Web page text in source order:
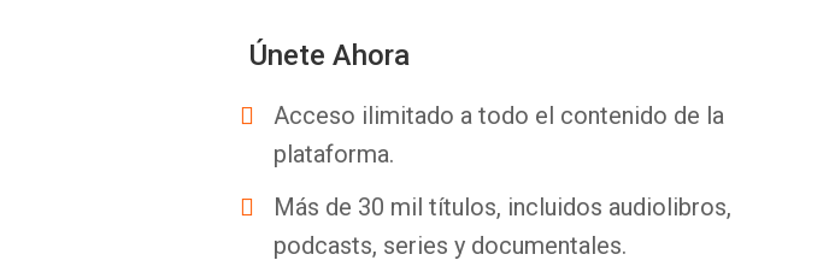
Únete Ahora
Acceso ilimitado a todo el contenido de la
plataforma.
Más de 30 mil títulos, incluidos audiolibros,
podcasts, series y documentales.